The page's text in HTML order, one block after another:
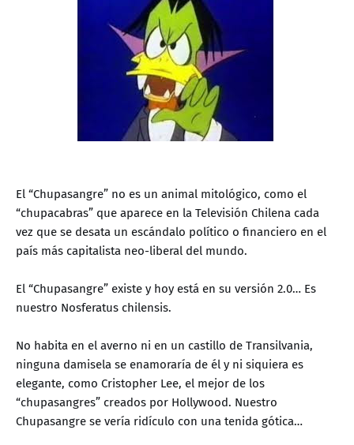
El “Chupasangre” no es un animal mitológico, como el
“chupacabras” que aparece en la Televisión Chilena cada
vez que se desata un escándalo político o financiero en el
país más capitalista neo-liberal del mundo.
El “Chupasangre” existe y hoy está en su versión 2.0… Es
nuestro Nosferatus chilensis.
No habita en el averno ni en un castillo de Transilvania,
ninguna damisela se enamoraría de él y ni siquiera es
elegante, como Cristopher Lee, el mejor de los
“chupasangres” creados por Hollywood. Nuestro
Chupasangre se vería ridículo con una tenida gótica…